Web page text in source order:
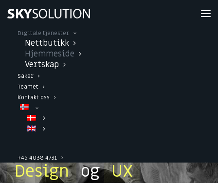
Digitale tjenester
Nettbutikk
Hjemmeside
Vertskap
Saker
Teamet
Kontakt oss
+45 4038 4731
Skreddersydde
nettsteder med fokus på
Design og UX